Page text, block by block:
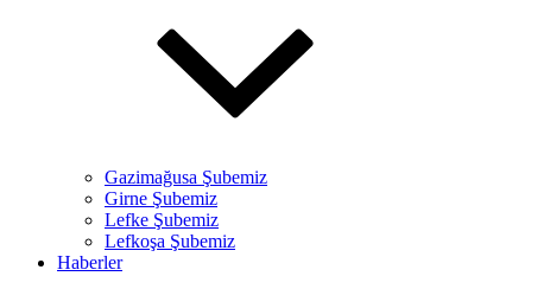
Gazimağusa Şubemiz
Girne Şubemiz
Lefke Şubemiz
Lefkoşa Şubemiz
Haberler